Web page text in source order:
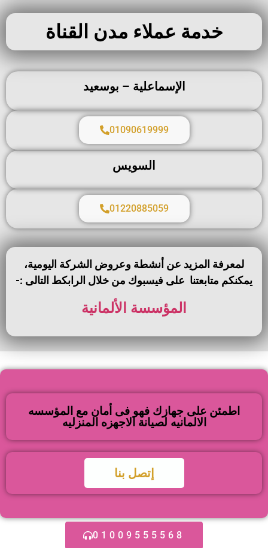
خدمة عملاء مدن القناة
الإسماعلية – بوسعيد
01090619999
السويس
01220885059
لمعرفة المزيد عن أنشطة وعروض الشركة اليومية،
يمكنكم متابعتنا على فيسبوك من خلال الرابكط التالى :-
المؤسسة الألمانية
اطمئن على جهازك فهو فى أمان مع المؤسسه
الالمانيه لصيانة الاجهزه المنزليه
إتصل بنا
01009555568